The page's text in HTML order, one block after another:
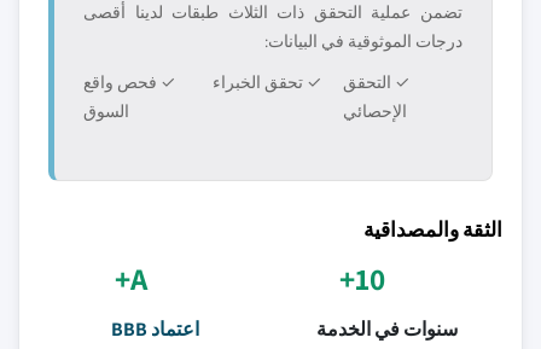
تضمن عملية التحقق ذات الثلاث طبقات لدينا أقصى
درجات الموثوقية في البيانات:
✓ التحقق
الإحصائي
✓ تحقق الخبراء
✓ فحص واقع
السوق
الثقة والمصداقية
10+
سنوات في الخدمة
A+
اعتماد BBB